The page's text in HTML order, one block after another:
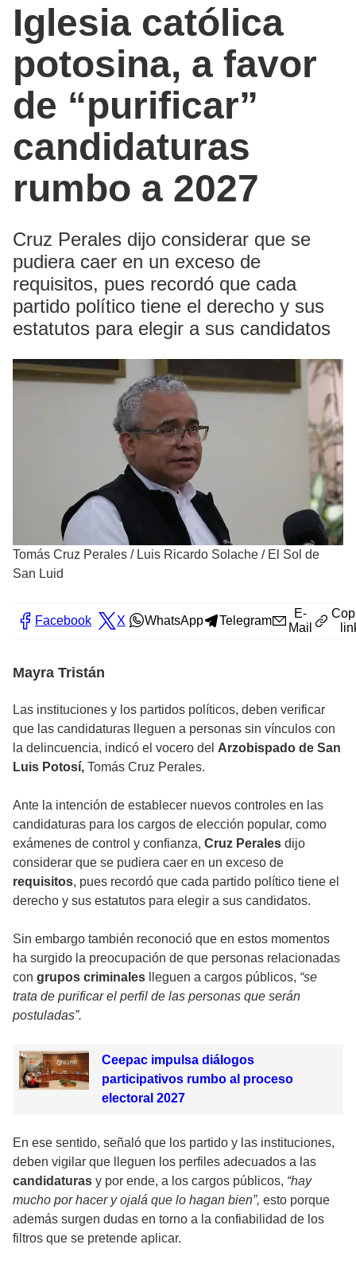
Iglesia católica
potosina, a favor
de “purificar”
candidaturas
rumbo a 2027
Cruz Perales dijo considerar que se
pudiera caer en un exceso de
requisitos, pues recordó que cada
partido político tiene el derecho y sus
estatutos para elegir a sus candidatos
Tomás Cruz Perales / Luis Ricardo Solache / El Sol de
San Luid
Facebook X WhatsApp Telegram
E-
Mail
Mayra Tristán
Las instituciones y los partidos políticos, deben verificar
que las candidaturas lleguen a personas sin vínculos con
la delincuencia, indicó el vocero del Arzobispado de San
Luis Potosí, Tomás Cruz Perales.
Ante la intención de establecer nuevos controles en las
candidaturas para los cargos de elección popular, como
exámenes de control y confianza, Cruz Perales dijo
considerar que se pudiera caer en un exceso de
requisitos, pues recordó que cada partido político tiene el
derecho y sus estatutos para elegir a sus candidatos.
Sin embargo también reconoció que en estos momentos
ha surgido la preocupación de que personas relacionadas
con grupos criminales lleguen a cargos públicos, “se
trata de purificar el perfil de las personas que serán
postuladas”.
Ceepac impulsa diálogos
participativos rumbo al proceso
electoral 2027
En ese sentido, señaló que los partido y las instituciones,
deben vigilar que lleguen los perfiles adecuados a las
candidaturas y por ende, a los cargos públicos, “hay
mucho por hacer y ojalá que lo hagan bien”, esto porque
además surgen dudas en torno a la confiabilidad de los
filtros que se pretende aplicar.